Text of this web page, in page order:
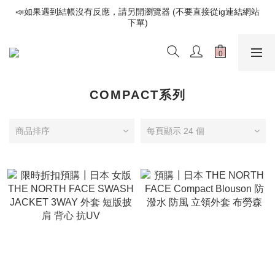
📣如果遇到結帳沒有反應，請另開瀏覽器 (不要直接從ig連結網站
下單)
📣如果遇到結帳沒有反應，請另開瀏覽器 (不要直接從ig連結網站
下單)
歡迎光臨૮⍝• ᴥ •⍝ა 新品請追蹤官方INSTAGRAM
下單)
COMPACT系列
商品排序 每頁顯示 24 個